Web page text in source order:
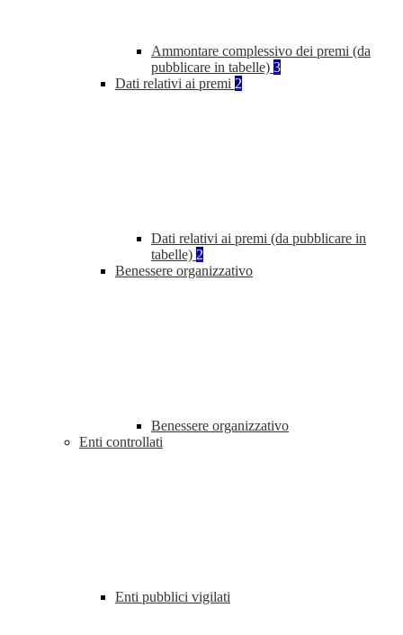
Ammontare complessivo dei premi (da
pubblicare in tabelle) 3
Dati relativi ai premi 2
Dati relativi ai premi (da pubblicare in
tabelle) 2
Benessere organizzativo
Benessere organizzativo
Enti controllati
Enti pubblici vigilati